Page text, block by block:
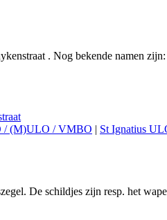
. Nog bekende namen
/ (M)ULO / VMBO | St Ignatius
De schildjes zijn resp. het